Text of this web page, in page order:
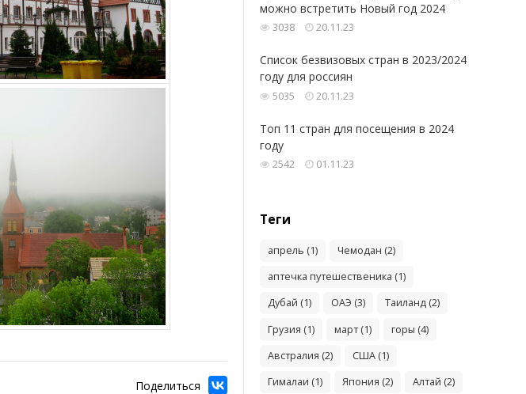
Поделиться
можно встретить Новый год 2024
3038 20.11.23
Список безвизовых стран в 2023/2024
году для россиян
5035 20.11.23
Топ 11 стран для посещения в 2024
году
2542 01.11.23
Теги
апрель (1)
Чемодан (2)
аптечка путешественика (1)
Дубай (1)
ОАЭ (3)
Таиланд (2)
Грузия (1)
март (1)
горы (4)
Австралия (2)
США (1)
Гималаи (1)
Япония (2)
Алтай (2)